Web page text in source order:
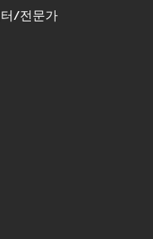
/전문가